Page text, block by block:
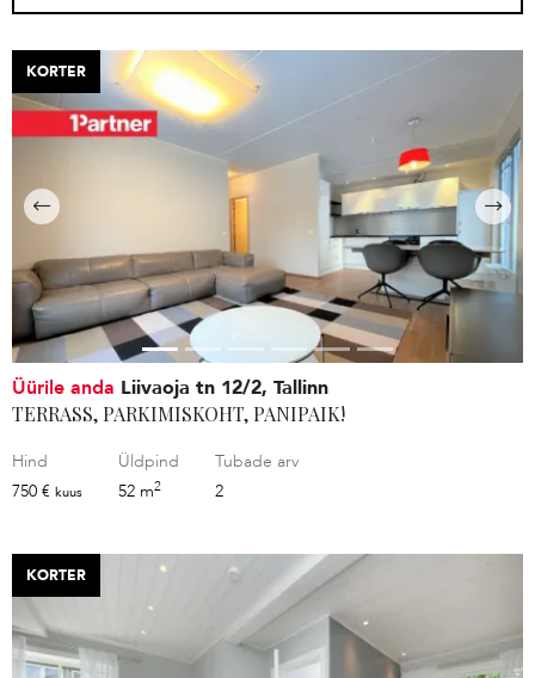
KORTER
Üürile anda Liivaoja tn 12/2, Tallinn
TERRASS, PARKIMISKOHT, PANIPAIK!
Hind
750 € kuus
Üldpind
52 m2
Tubade arv
2
KORTER